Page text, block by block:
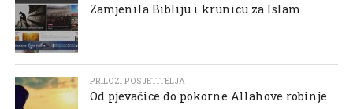
Zamjenila Bibliju i krunicu za Islam
PRILOZI POSJETITELJA
Od pjevačice do pokorne Allahove robinje